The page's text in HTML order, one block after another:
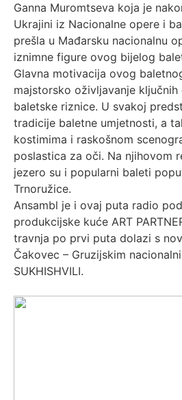
Ganna Muromtseva koja je
Ukrajini iz Nacionalne opere i
prešla u Mađarsku nacionalnu
iznimne figure ovog bijelog
Glavna motivacija ovog
majstorsko oživljavanje ključnih
baletske riznice. U svakoj
tradicije baletne umjetnosti, a
kostimima i raskošnom
poslastica za oči. Na njihovom
jezero su i popularni baleti
Trnoružice.
Ansambl je i ovaj puta radio
produkcijske kuće ART
travnja po prvi puta dolazi s
Čakovec – Gruzijskim
SUKHISHVILI.